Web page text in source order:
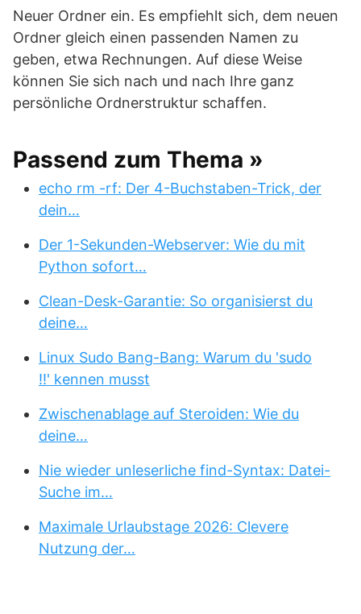
Neuer Ordner ein. Es empfiehlt sich, dem neuen
Ordner gleich einen passenden Namen zu
geben, etwa Rechnungen. Auf diese Weise
können Sie sich nach und nach Ihre ganz
persönliche Ordnerstruktur schaffen.
Passend zum Thema »
echo rm -rf: Der 4-Buchstaben-Trick, der
dein…
Der 1-Sekunden-Webserver: Wie du mit
Python sofort…
Clean-Desk-Garantie: So organisierst du
deine…
Linux Sudo Bang-Bang: Warum du 'sudo
!!' kennen musst
Zwischenablage auf Steroiden: Wie du
deine…
Nie wieder unleserliche find-Syntax: Datei-
Suche im…
Maximale Urlaubstage 2026: Clevere
Nutzung der…